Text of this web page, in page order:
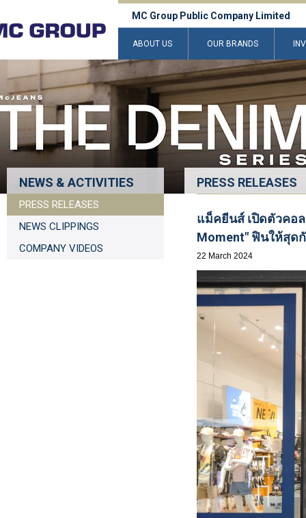
MC Group Public Company Limited
ABOUT US OUR BRANDS
NEWS & ACTIVITIES
PRESS RELEASES
NEWS CLIPPINGS
COMPANY VIDEOS
PRESS RELEASES
แม็คยีนส์ เปิดตัวคอ
Moment" ฟินให้สุด
22 March 2024